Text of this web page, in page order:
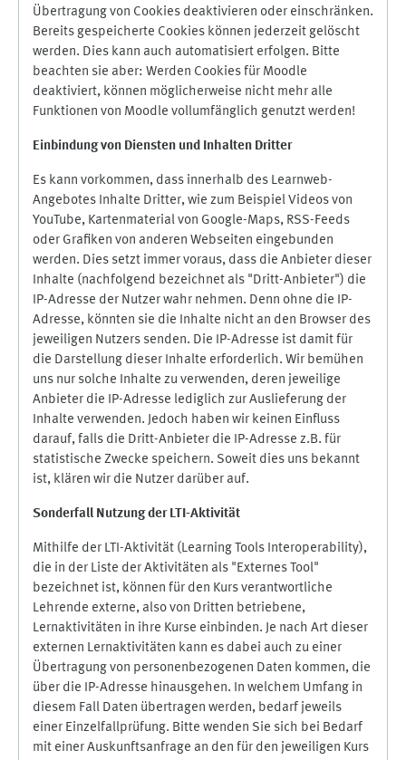
Übertragung von Cookies deaktivieren oder einschränken.
Bereits gespeicherte Cookies können jederzeit gelöscht
werden. Dies kann auch automatisiert erfolgen. Bitte
beachten sie aber: Werden Cookies für Moodle
deaktiviert, können möglicherweise nicht mehr alle
Funktionen von Moodle vollumfänglich genutzt werden!
Einbindung von Diensten und Inhalten Dritter
Es kann vorkommen, dass innerhalb des Learnweb-
Angebotes Inhalte Dritter, wie zum Beispiel Videos von
YouTube, Kartenmaterial von Google-Maps, RSS-Feeds
oder Grafiken von anderen Webseiten eingebunden
werden. Dies setzt immer voraus, dass die Anbieter dieser
Inhalte (nachfolgend bezeichnet als "Dritt-Anbieter") die
IP-Adresse der Nutzer wahr nehmen. Denn ohne die IP-
Adresse, könnten sie die Inhalte nicht an den Browser des
jeweiligen Nutzers senden. Die IP-Adresse ist damit für
die Darstellung dieser Inhalte erforderlich. Wir bemühen
uns nur solche Inhalte zu verwenden, deren jeweilige
Anbieter die IP-Adresse lediglich zur Auslieferung der
Inhalte verwenden. Jedoch haben wir keinen Einfluss
darauf, falls die Dritt-Anbieter die IP-Adresse z.B. für
statistische Zwecke speichern. Soweit dies uns bekannt
ist, klären wir die Nutzer darüber auf.
Sonderfall Nutzung der LTI-Aktivität
Mithilfe der LTI-Aktivität (Learning Tools Interoperability),
die in der Liste der Aktivitäten als "Externes Tool"
bezeichnet ist, können für den Kurs verantwortliche
Lehrende externe, also von Dritten betriebene,
Lernaktivitäten in ihre Kurse einbinden. Je nach Art dieser
externen Lernaktivitäten kann es dabei auch zu einer
Übertragung von personenbezogenen Daten kommen, die
über die IP-Adresse hinausgehen. In welchem Umfang in
diesem Fall Daten übertragen werden, bedarf jeweils
einer Einzelfallprüfung. Bitte wenden Sie sich bei Bedarf
mit einer Auskunftsanfrage an den für den jeweiligen Kurs